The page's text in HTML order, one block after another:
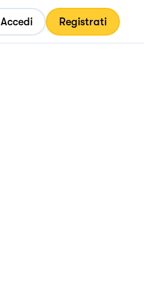
Accedi Registrati